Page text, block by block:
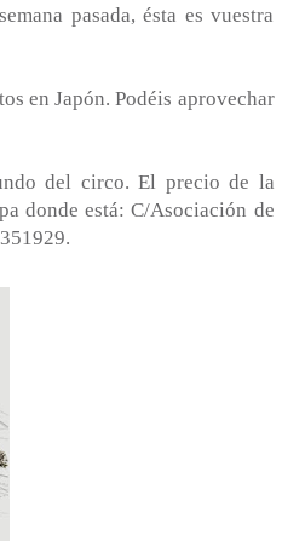
pasada, ésta es vuestra
en Japón. Podéis aprovechar
del circo. El precio de la
donde está: C/Asociación de